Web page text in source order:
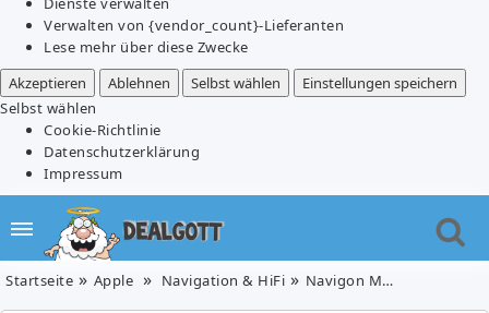
Verwalten von {vendor_count}-Lieferanten
Lese mehr über diese Zwecke
Akzeptieren
Ablehnen Selbst wählen
Einstellungen speichern
Selbst wählen
Cookie-Richtlinie
Datenschutzerklärung
Impressum
Startseite Apple Navigation & HiFi Navigon MobileNavigator für das iPhone ab 37,50 Euro